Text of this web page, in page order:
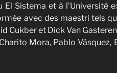
El Sistema et à l’Université
avec des maestri tels
Cukber et Dick Van
Mora, Pablo